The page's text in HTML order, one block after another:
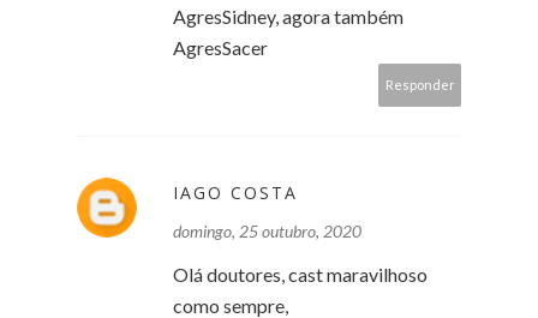
AgresSidney, agora também
AgresSacer
Responder
IAGO COSTA
domingo, 25 outubro, 2020
Olá doutores, cast maravilhoso
como sempre,